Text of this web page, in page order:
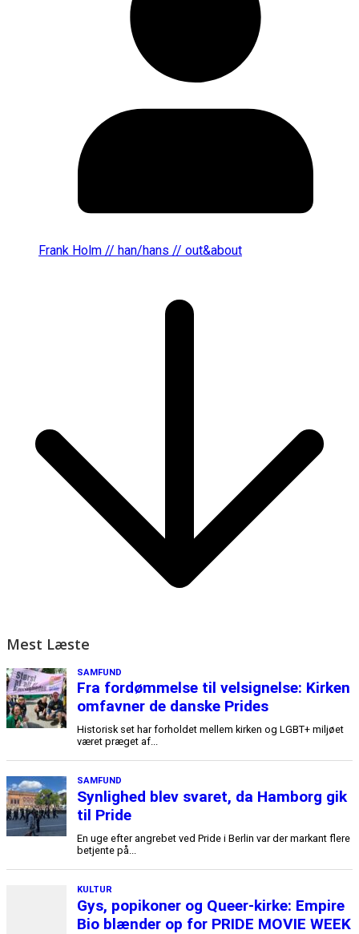
Frank Holm // han/hans // out&about
Mest Læste
SAMFUND
Fra fordømmelse til velsignelse: Kirken
omfavner de danske Prides
Historisk set har forholdet mellem kirken og LGBT+ miljøet
været præget af...
SAMFUND
Synlighed blev svaret, da Hamborg gik
til Pride
En uge efter angrebet ved Pride i Berlin var der markant flere
betjente på...
KULTUR
Gys, popikoner og Queer-kirke: Empire
Bio blænder op for PRIDE MOVIE WEEK